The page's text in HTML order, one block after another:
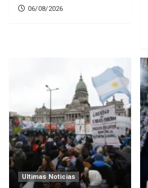
06/08/2026
Ultimas Noticias